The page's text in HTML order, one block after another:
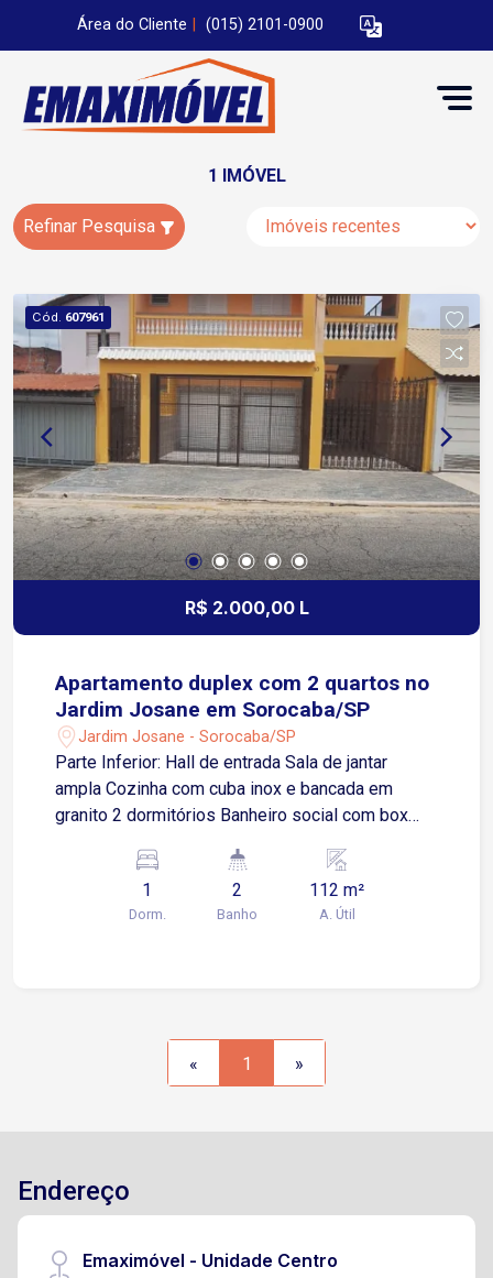
Área do Cliente (015) 2101-0900
1 IMÓVEL
Refinar Pesquisa
Cód. 607961
R$ 2.000,00 L
Apartamento duplex com 2 quartos no
Jardim Josane em Sorocaba/SP
Jardim Josane - Sorocaba/SP
Parte Inferior: Hall de entrada Sala de jantar
ampla Cozinha com cuba inox e bancada em
granito 2 dormitórios Banheiro social com box
Lavanderia Banheiro social com box Área total:
112 m² Acesso com grade retrátil (facilidade para
mudança) Não possui vaga de garagem Fácil
1
Dorm.
2
Banho
112 m²
A. Útil
« 1 »
Endereço
Emaximóvel - Unidade Centro